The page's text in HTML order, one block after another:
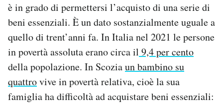
è in grado di permettersi l’acquisto di una serie di
beni essenziali. È un dato sostanzialmente uguale a
quello di trent’anni fa. In Italia nel 2021 le persone
in povertà assoluta erano circa il 9,4 per cento
della popolazione. In Scoziaun bambino su
quattrovive in povertà relativa, cioè la sua
famiglia ha difficoltà ad acquistare beni essenziali: